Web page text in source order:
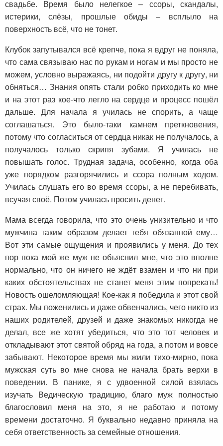
свадьбе. Время было нелегкое – ссоры, скандалы,
истерики, слёзы, прошлые обиды – всплыло на
поверхность всё, что не тонет.
Клубок запутывался всё крепче, пока я вдруг не поняла,
что сама связываю нас по рукам и ногам и мы просто не
можем, условно выражаясь, ни подойти другу к другу, ни
обняться… Знания опять стали робко приходить ко мне
и на этот раз кое-что легло на сердце и процесс пошёл
дальше. Для начала я училась не спорить, а чаще
соглашаться. Это было-таки камнем преткновения,
потому что согласиться от сердца никак не получалось, а
получалось только скрипя зубами. Я училась не
повышать голос. Трудная задача, особенно, когда оба
уже порядком разгорячились и ссора полным ходом.
Училась слушать его во время ссоры, а не перебивать,
всучая своё. Потом училась просить денег.
Мама всегда говорила, что это очень унизительно и что
мужчина таким образом делает тебя обязанной ему…
Вот эти самые ощущения и проявились у меня. До тех
пор пока мой же муж не объяснил мне, что это вполне
нормально, что он ничего не ждёт взамен и что ни при
каких обстоятельствах не станет меня этим попрекать!
Новость ошеломляющая! Кое-как я победила и этот свой
страх. Мы поженились и даже обвенчались, чего никто из
наших родителей, друзей и даже знакомых никогда не
делал, все же хотят убедиться, что это тот человек и
откладывают этот святой обряд на года, а потом и вовсе
забывают. Некоторое время мы жили тихо-мирно, пока
мужская суть во мне снова не начала брать верхи в
поведении. В панике, я с удвоенной силой взялась
изучать Ведическую традицию, благо муж полностью
благословил меня на это, я не работаю и потому
времени достаточно. Я буквально недавно приняла на
себя ответственность за семейные отношения.